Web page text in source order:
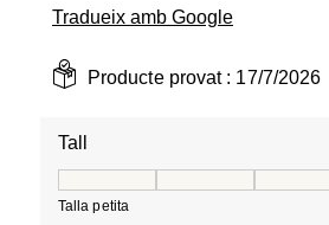
Tradueix amb Google
Producte provat : 17/7/2026
Tall
Talla petita